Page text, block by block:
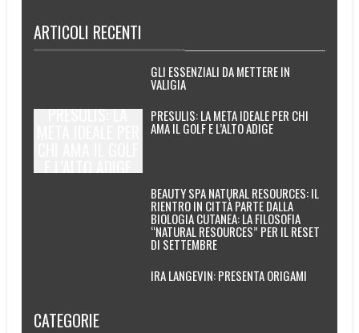
ARTICOLI RECENTI
GLI ESSENZIALI DA METTERE IN
VALIGIA
PRESULIS: LA
E L’ALTO ADIGE
PRESULIS: LA META IDEALE PER CHI
AMA IL GOLF E L’ALTO ADIGE
BEAUTY SPA NATURAL RESOURCES: IL
RIENTRO IN CITTÀ PARTE DALLA
BIOLOGIA CUTANEA: LA FILOSOFIA
“NATURAL RESOURCES” PER IL RESET
DI SETTEMBRE
IRA LANGEVIN: PRESENTA ORIGAMI
CATEGORIE